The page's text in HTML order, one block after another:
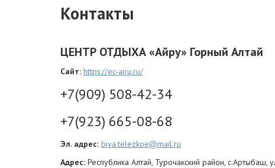
Контакты
ЦЕНТР ОТДЫХА«Айру» Горный Алтай
Сайт: https://ec-airu.ru/
+7(909) 508-42-34
+7(923) 665-08-68
Эл. адрес: biya.telezkoe@mail.ru
Адрес: Республика Алтай, Турочакский район, с.Артыбаш,